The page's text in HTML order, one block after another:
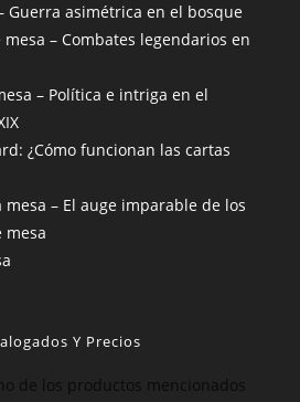
Guerra asimétrica en el bosque
– Combates legendarios en
– Política e intriga en el
¿Cómo funcionan las cartas
mesa – El auge imparable de los
mesa
Y Precios
de los productos mencionados